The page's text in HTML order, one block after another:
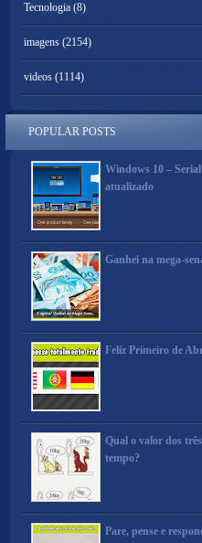
Tecnologia (8)
imagens (2154)
videos (1114)
POPULAR POSTS
Windows 10 –
atualizado
Ganhei na mega-
Feliz Primeiro de
Qual o valor dos
tempo?
Pare, pense e